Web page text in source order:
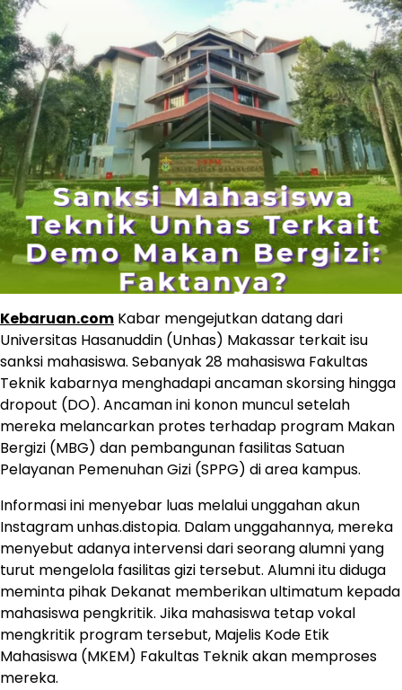
Kebaruan.com Kabar mengejutkan datang dari
Universitas Hasanuddin (Unhas) Makassar terkait isu
sanksi mahasiswa. Sebanyak 28 mahasiswa Fakultas
Teknik kabarnya menghadapi ancaman skorsing hingga
dropout (DO). Ancaman ini konon muncul setelah
mereka melancarkan protes terhadap program Makan
Bergizi (MBG) dan pembangunan fasilitas Satuan
Pelayanan Pemenuhan Gizi (SPPG) di area kampus.
Informasi ini menyebar luas melalui unggahan akun
Instagram unhas.distopia. Dalam unggahannya, mereka
menyebut adanya intervensi dari seorang alumni yang
turut mengelola fasilitas gizi tersebut. Alumni itu diduga
meminta pihak Dekanat memberikan ultimatum kepada
mahasiswa pengkritik. Jika mahasiswa tetap vokal
mengkritik program tersebut, Majelis Kode Etik
Mahasiswa (MKEM) Fakultas Teknik akan memproses
mereka.